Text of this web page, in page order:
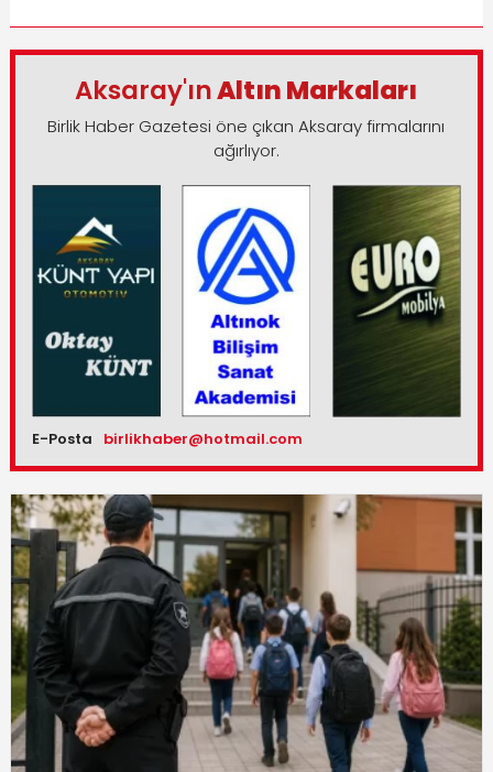
Aksaray'ınAltın Markaları
Birlik Haber Gazetesi öne çıkan Aksaray firmalarını
ağırlıyor.
E-Posta birlikhaber@hotmail.com